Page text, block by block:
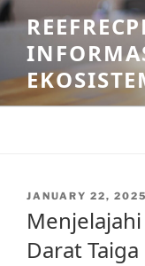
Skip
to
content
POSTED
JANUARY 22, 2025
Darat